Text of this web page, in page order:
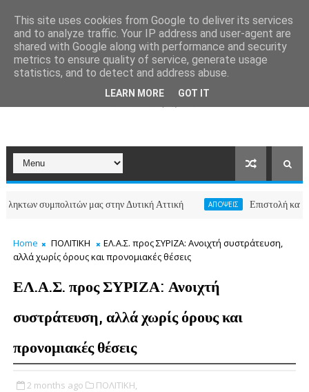
μας στην Δυτική Αττική ΑΠΟΨΕΙΣ Επιστολή κατοίκων
Home ΠΟΛΙΤΙΚΗ
ΕΛ.Α.Σ. προς ΣΥΡΙΖΑ: Ανοιχτή συστράτευση,
αλλά χωρίς όρους και προνομιακές θέσεις
ΕΛ.Α.Σ. προς ΣΥΡΙΖΑ: Ανοιχτή
συστράτευση, αλλά χωρίς όρους και
προνομιακές θέσεις
2 months ago ΠΟΛΙΤΙΚΗ,
This site uses cookies from Google to deliver its services
and to analyze traffic. Your IP address and user-agent are
shared with Google along with performance and security
metrics to ensure quality of service, generate usage
statistics, and to detect and address abuse.
LEARN MORE GOT IT